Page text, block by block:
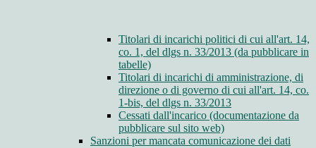
Titolari di incarichi politici di cui all'art. 14,
co. 1, del dlgs n. 33/2013 (da pubblicare in
tabelle)
Titolari di incarichi di amministrazione, di
direzione o di governo di cui all'art. 14, co.
1-bis, del dlgs n. 33/2013
Cessati dall'incarico (documentazione da
pubblicare sul sito web)
Sanzioni per mancata comunicazione dei dati